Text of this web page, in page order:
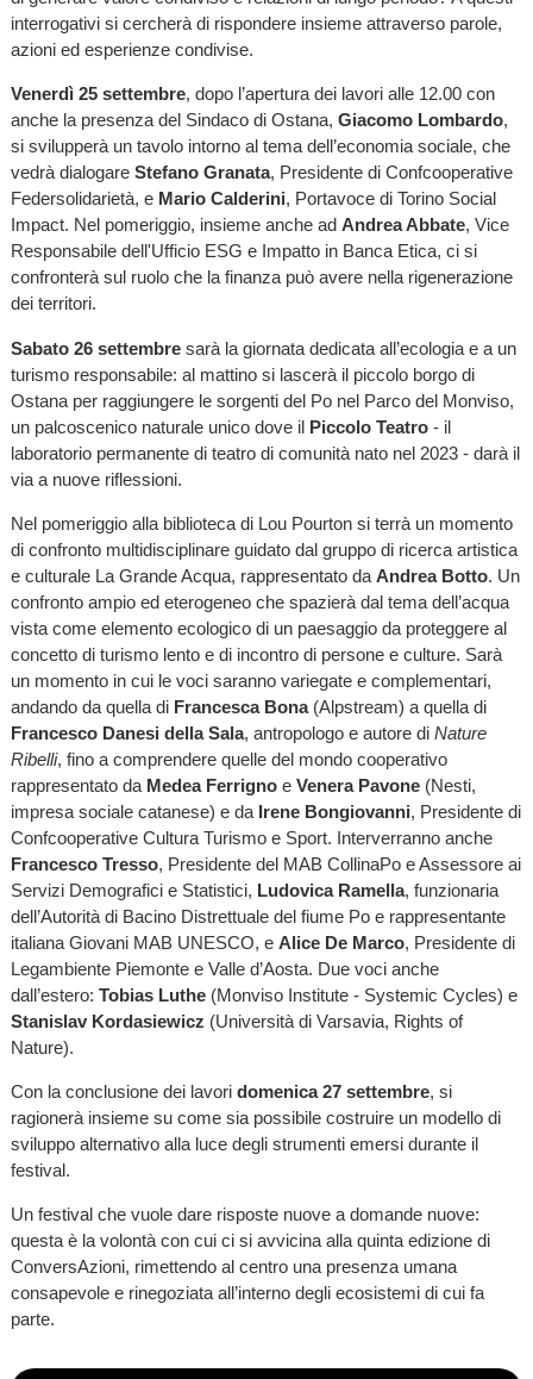
interrogativi si cercherà di rispondere insieme attraverso parole,
azioni ed esperienze condivise.
Venerdì 25 settembre, dopo l’apertura dei lavori alle 12.00 con
anche la presenza del Sindaco di Ostana, Giacomo Lombardo,
si svilupperà un tavolo intorno al tema dell’economia sociale, che
vedrà dialogare Stefano Granata, Presidente di Confcooperative
Federsolidarietà, e Mario Calderini, Portavoce di Torino Social
Impact. Nel pomeriggio, insieme anche ad Andrea Abbate, Vice
Responsabile dell'Ufficio ESG e Impatto in Banca Etica, ci si
confronterà sul ruolo che la finanza può avere nella rigenerazione
dei territori.
Sabato 26 settembresarà la giornata dedicata all’ecologia e a un
turismo responsabile: al mattino si lascerà il piccolo borgo di
Ostana per raggiungere le sorgenti del Po nel Parco del Monviso,
un palcoscenico naturale unico dove ilPiccolo Teatro- il
laboratorio permanente di teatro di comunità nato nel 2023 - darà il
via a nuove riflessioni.
Nel pomeriggio alla biblioteca di Lou Pourton si terrà un momento
di confronto multidisciplinare guidato dal gruppo di ricerca artistica
e culturale La Grande Acqua, rappresentato da Andrea Botto. Un
confronto ampio ed eterogeneo che spazierà dal tema dell’acqua
vista come elemento ecologico di un paesaggio da proteggere al
concetto di turismo lento e di incontro di persone e culture. Sarà
un momento in cui le voci saranno variegate e complementari,
andando da quella di Francesca Bona(Alpstream) a quella di
Francesco Danesi della Sala, antropologo e autore di Nature
Ribelli, fino a comprendere quelle del mondo cooperativo
rappresentato da Medea Ferrignoe Venera Pavone(Nesti,
impresa sociale catanese) e da Irene Bongiovanni, Presidente di
Confcooperative Cultura Turismo e Sport. Interverranno anche
Francesco Tresso, Presidente del MAB CollinaPo e Assessore ai
Servizi Demografici e Statistici, Ludovica Ramella, funzionaria
dell’Autorità di Bacino Distrettuale del fiume Po e rappresentante
italiana Giovani MAB UNESCO, e Alice De Marco, Presidente di
Legambiente Piemonte e Valle d’Aosta. Due voci anche
dall’estero: Tobias Luthe(Monviso Institute - Systemic Cycles) e
Stanislav Kordasiewicz (Università di Varsavia, Rights of
Nature).
Con la conclusione dei lavori domenica 27 settembre, si
ragionerà insieme su come sia possibile costruire un modello di
sviluppo alternativo alla luce degli strumenti emersi durante il
festival.
Un festival che vuole dare risposte nuove a domande nuove:
questa è la volontà con cui ci si avvicina alla quinta edizione di
ConversAzioni, rimettendo al centro una presenza umana
consapevole e rinegoziata all’interno degli ecosistemi di cui fa
parte.